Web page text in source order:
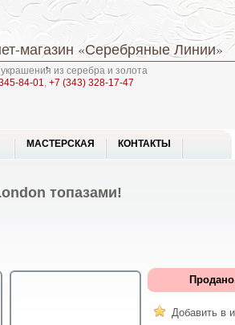
магазин «Серебряные Линии»
из серебра и золота
84-01, +7 (343) 328-17-47
МАСТЕРСКАЯ КОНТАКТЫ
топазами!
Добавить в